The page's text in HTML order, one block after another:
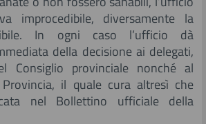
improcedibile, diversamente la
In ogni caso l’ufficio dà
della decisione ai delegati,
Consiglio provinciale nonché al
il quale cura altresì che
nel Bollettino ufficiale della